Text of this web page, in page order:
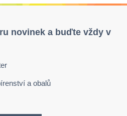
novinek a buďte vždy v
a obalů